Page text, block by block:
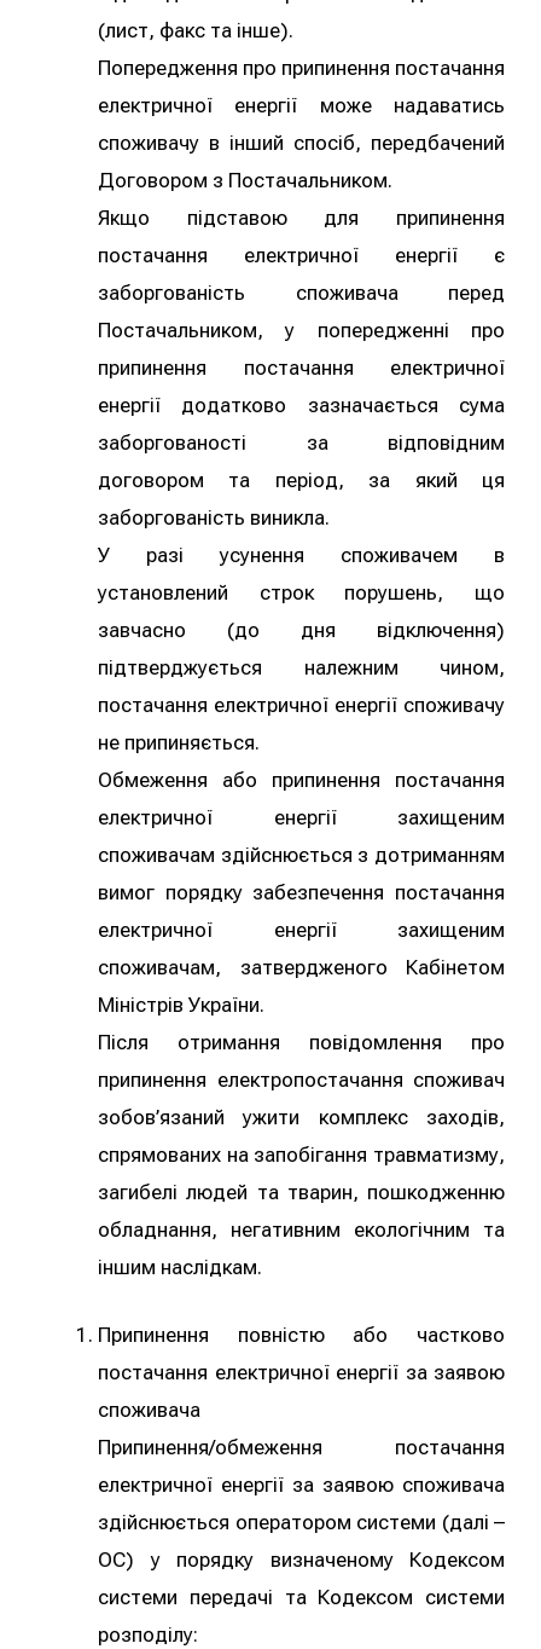
(лист, факс та інше).
Попередження про припинення постачання
електричної енергії може надаватись
споживачу в інший спосіб, передбачений
Договором з Постачальником.
Якщо підставою для припинення
постачання електричної енергії є
заборгованість споживача перед
Постачальником, у попередженні про
припинення постачання електричної
енергії додатково зазначається сума
заборгованості за відповідним
договором та період, за який ця
заборгованість виникла.
У разі усунення споживачем в
установлений строк порушень, що
завчасно (до дня відключення)
підтверджується належним чином,
постачання електричної енергії споживачу
не припиняється.
Обмеження або припинення постачання
електричної енергії захищеним
споживачам здійснюється з дотриманням
вимог порядку забезпечення постачання
електричної енергії захищеним
споживачам, затвердженого Кабінетом
Міністрів України.
Після отримання повідомлення про
припинення електропостачання споживач
зобов’язаний ужити комплекс заходів,
спрямованих на запобігання травматизму,
загибелі людей та тварин, пошкодженню
обладнання, негативним екологічним та
іншим наслідкам.
Припинення повністю або частково
постачання електричної енергії за заявою
споживача
Припинення/обмеження постачання
електричної енергії за заявою споживача
здійснюється оператором системи (далі –
ОС) у порядку визначеному Кодексом
системи передачі та Кодексом системи
розподілу: